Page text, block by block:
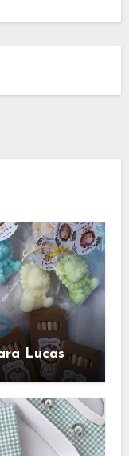
Lucas